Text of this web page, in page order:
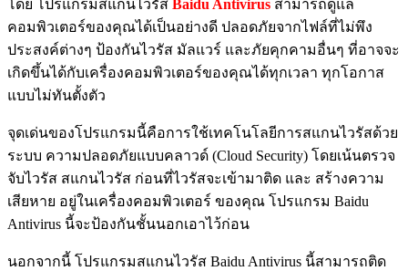
โดย โปรแกรมสแกนไวรัส Baidu Antivirus สามารถดูแล
คอมพิวเตอร์ของคุณได้เป็นอย่างดี ปลอดภัยจากไฟล์ที่ไม่พึง
ประสงค์ต่างๆ ป้องกันไวรัส มัลแวร์ และภัยคุกคามอื่นๆ ที่อาจจะ
เกิดขึ้นได้กับเครื่องคอมพิวเตอร์ของคุณได้ทุกเวลา ทุกโอกาส
แบบไม่ทันตั้งตัว
จุดเด่นของโปรแกรมนี้คือการใช้เทคโนโลยีการสแกนไวรัสด้วย
ระบบ ความปลอดภัยแบบคลาวด์ (Cloud Security) โดยเน้นตรวจ
จับไวรัส สแกนไวรัส ก่อนที่ไวรัสจะเข้ามาติด และ สร้างความ
เสียหาย อยู่ในเครื่องคอมพิวเตอร์ ของคุณ โปรแกรม Baidu
Antivirus นี้จะป้องกันชั้นนอกเอาไว้ก่อน
นอกจากนี้ โปรแกรมสแกนไวรัส Baidu Antivirus นี้สามารถติด